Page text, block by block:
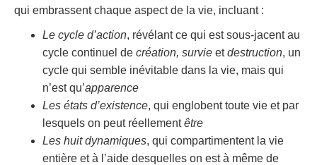
qui embrassent chaque aspect de la vie, incluant :
Le cycle d’action, révélant ce qui est sous-jacent au
cycle continuel de création, survie etdestruction, un
cycle qui semble inévitable dans la vie, mais qui
n’est qu’apparence
Les états d’existence, qui englobent toute vie et par
lesquels on peut réellementêtre
Les huit dynamiques, qui compartimentent la vie
entière et à l’aide desquelles on est à même de